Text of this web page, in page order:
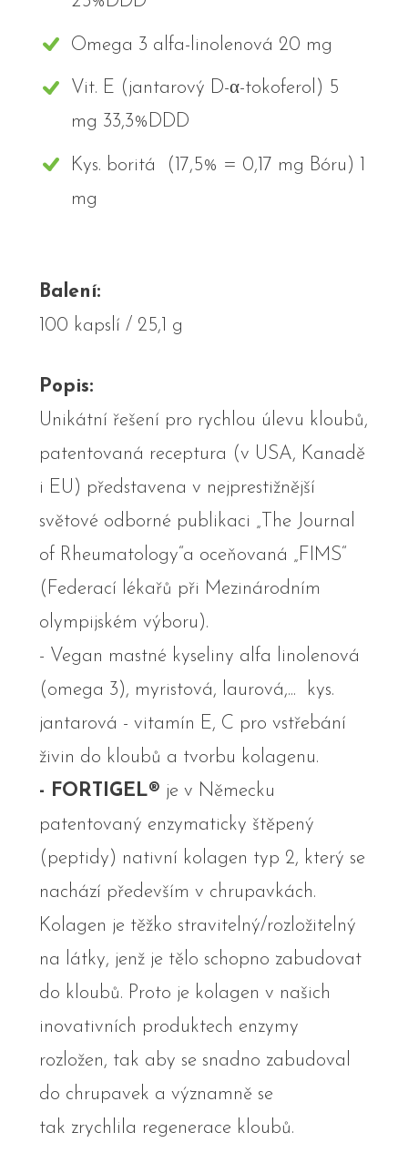
Omega 3 alfa-linolenová 20 mg
Vit. E (jantarový D-α-tokoferol) 5
mg 33,3%DDD
Kys. boritá (17,5% = 0,17 mg Bóru) 1
mg
Balení:
100 kapslí / 25,1 g
Popis:
Unikátní řešení pro rychlou úlevu kloubů,
patentovaná receptura (v USA, Kanadě
i EU) představena v nejprestižnější
světové odborné publikaci „The Journal
of Rheumatology“a oceňovaná „FIMS“
(Federací lékařů při Mezinárodním
olympijském výboru).
- Vegan mastné kyseliny alfa linolenová
(omega 3), myristová, laurová,... kys.
jantarová - vitamín E, C pro vstřebání
živin do kloubů a tvorbu kolagenu.
- FORTIGEL® je v Německu
patentovaný enzymaticky štěpený
(peptidy) nativní kolagen typ 2, který se
nachází především v chrupavkách.
Kolagen je těžko stravitelný/rozložitelný
na látky, jenž je tělo schopno zabudovat
do kloubů. Proto je kolagen v našich
inovativních produktech enzymy
rozložen, tak aby se snadno zabudoval
do chrupavek a významně se
tak zrychlila regenerace kloubů.